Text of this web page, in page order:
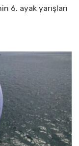
6. ayak yarışları